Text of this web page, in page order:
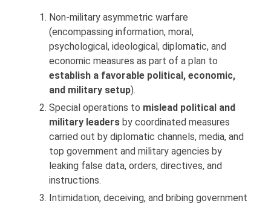
Non-military asymmetric warfare
(encompassing information, moral,
psychological, ideological, diplomatic, and
economic measures as part of a plan to
establish a favorable political, economic,
and military setup).
Special operations to mislead political and
military leaders by coordinated measures
carried out by diplomatic channels, media, and
top government and military agencies by
leaking false data, orders, directives, and
instructions.
Intimidation, deceiving, and bribing government